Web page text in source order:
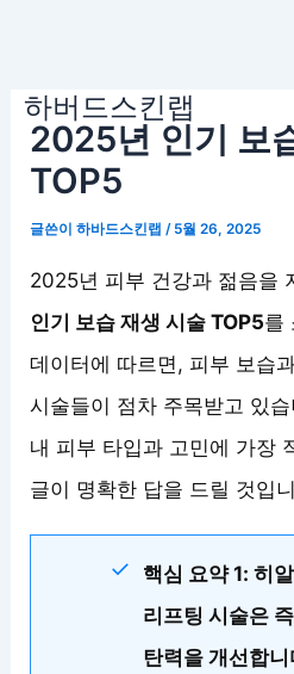
하버드스킨랩
2025년 인기 보
TOP5
글쓴이하바드스킨랩/ 5월 26, 2025
2025년 피부 건강과 젊음을
인기 보습 재생 시술 TOP5를
데이터에 따르면, 피부 보습
시술들이 점차 주목받고 있
내 피부 타입과 고민에 가장
글이 명확한 답을 드릴 것입
핵심 요약 1: 히
리프팅 시술은
탄력을 개선합니